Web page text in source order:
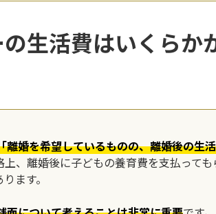
生活費はいくら
離婚を希望しているものの、離婚後の生
、離婚後に子どもの養育費を支払って
ます。